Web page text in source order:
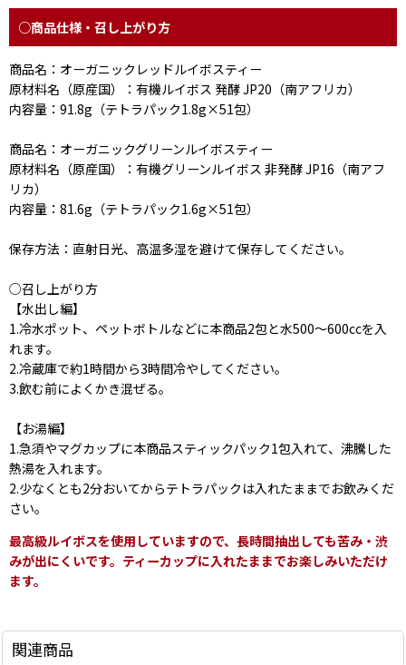
○商品仕様・召し上がり方
商品名：オーガニックレッドルイボスティー
原材料名（原産国）：有機ルイボス 発酵 JP20（南アフリカ）
内容量：91.8g（テトラパック1.8g×51包）
商品名：オーガニックグリーンルイボスティー
原材料名（原産国）：有機グリーンルイボス 非発酵 JP16（南アフ
リカ）
内容量：81.6g（テトラパック1.6g×51包）
保存方法：直射日光、高温多湿を避けて保存してください。
○召し上がり方
【水出し編】
1.冷水ポット、ペットボトルなどに本商品2包と水500〜600ccを入
れます。
2.冷蔵庫で約1時間から3時間冷やしてください。
3.飲む前によくかき混ぜる。
【お湯編】
1.急須やマグカップに本商品スティックパック1包入れて、沸騰した
熱湯を入れます。
2.少なくとも2分おいてからテトラパックは入れたままでお飲みくだ
さい。
最高級ルイボスを使用していますので、長時間抽出しても苦み・渋
みが出にくいです。ティーカップに入れたままでお楽しみいただけ
ます。
関連商品